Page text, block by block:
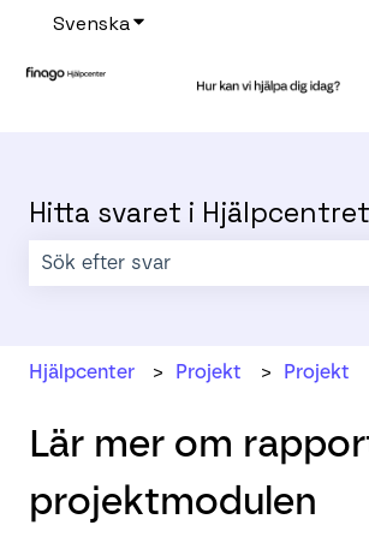
SvenskaVisa undermenyer för
Hitta svaret i Hjälpcentret
Hjälpcenter Projekt Projekt
Lär mer om
projektmodulen